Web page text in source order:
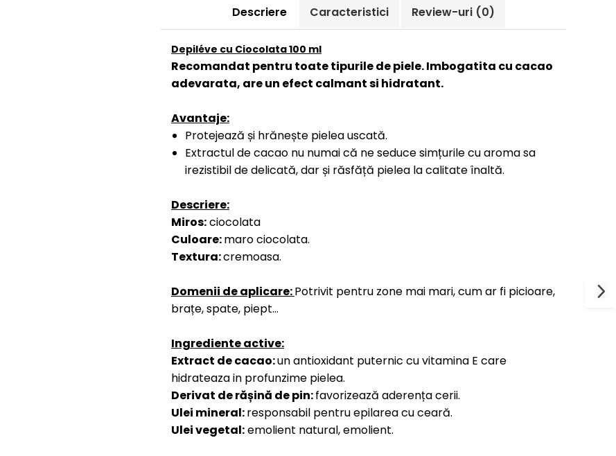
Descriere Caracteristici Review-uri (0)
Depiléve cu Ciocolata 100 ml
Recomandat pentru toate tipurile de piele. Imbogatita cu cacao
adevarata, are un efect calmant si hidratant.
Avantaje:
Protejează și hrănește pielea uscată.
Extractul de cacao nu numai că ne seduce simțurile cu aroma sa
irezistibil de delicată, dar și răsfăță pielea la calitate înaltă.
Descriere:
Miros:ciocolata
Culoare:maro ciocolata.
Textura:cremoasa.
Domenii de aplicare:Potrivit pentru zone mai mari, cum ar fi picioare,
brațe, spate, piept...
Ingrediente active:
Extract de cacao:un antioxidant puternic cu vitamina E care
hidrateaza in profunzime pielea.
Derivat de rășină de pin:favorizează aderența cerii.
Ulei mineral:responsabil pentru epilarea cu ceară.
Ulei vegetal:emolient natural, emolient.